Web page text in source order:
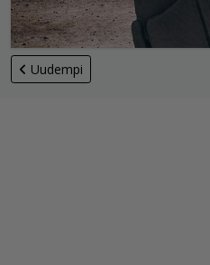
Uudempi